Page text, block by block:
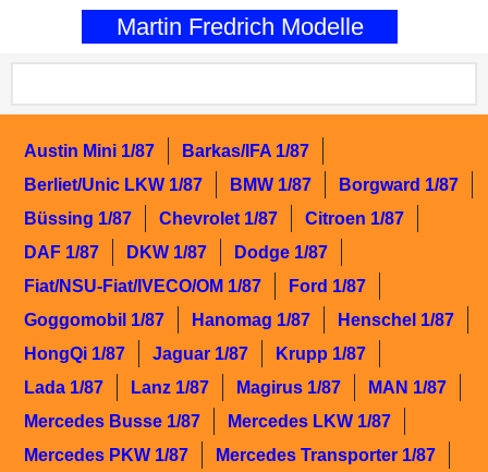
Martin Fredrich Modelle
Austin Mini 1/87
Barkas/IFA 1/87
Berliet/Unic LKW 1/87
BMW 1/87
Borgward 1/87
Büssing 1/87
Chevrolet 1/87
Citroen 1/87
DAF 1/87
DKW 1/87
Dodge 1/87
Fiat/NSU-Fiat/IVECO/OM 1/87
Ford 1/87
Goggomobil 1/87
Hanomag 1/87
Henschel 1/87
HongQi 1/87
Jaguar 1/87
Krupp 1/87
Lada 1/87
Lanz 1/87 Magirus 1/87
MAN 1/87
Mercedes Busse 1/87
Mercedes LKW 1/87
Mercedes PKW 1/87
Mercedes Transporter 1/87